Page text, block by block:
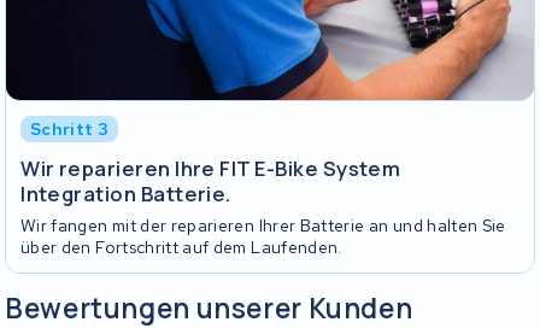
Schritt 3
Wir reparieren Ihre FIT E-Bike System
Integration Batterie.
Wir fangen mit der reparieren Ihrer Batterie an und halten Sie
über den Fortschritt auf dem Laufenden.
Bewertungen unserer Kunden